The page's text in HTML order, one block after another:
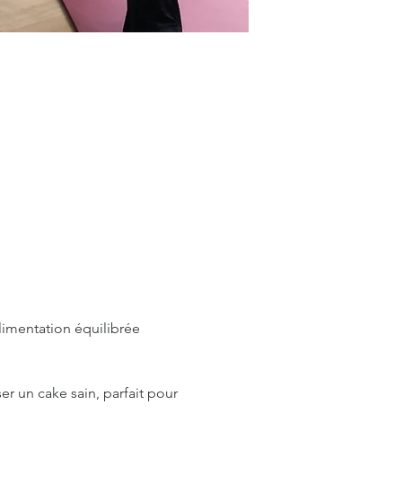
équilibrée
un cake sain, parfait pour